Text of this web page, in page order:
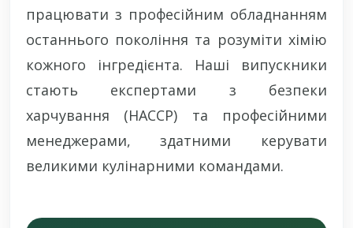
працювати з професійним обладнанням
останнього покоління та розуміти хімію
кожного інгредієнта. Наші випускники
стають експертами з безпеки
харчування (HACCP) та професійними
менеджерами, здатними керувати
великими кулінарними командами.